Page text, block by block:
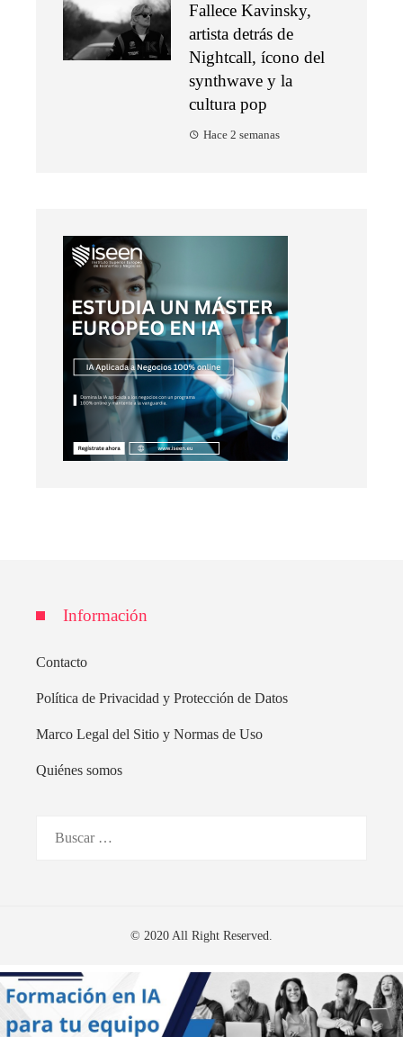
Fallece Kavinsky,
artista detrás de
Nightcall, ícono del
synthwave y la
cultura pop
Hace 2 semanas
Información
Contacto
Política de Privacidad y Protección de Datos
Marco Legal del Sitio y Normas de Uso
Quiénes somos
© 2020 All Right Reserved.